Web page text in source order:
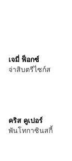
เจมี่ ฟ็อกซ์
จ่าสิบตรีไซก์ส
คริส คูเปอร์
พันโทกาซินสกี้